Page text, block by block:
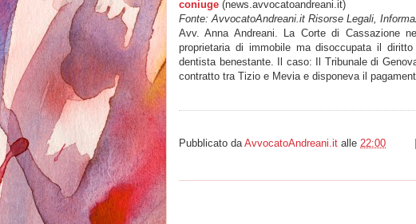
coniuge (news.avvocatoandreani.it)
Fonte: AvvocatoAndreani.it Risorse Legali,
Avv. Anna Andreani. La Corte di Cassazione
proprietaria di immobile ma disoccupata il
dentista benestante. Il caso: Il Tribunale di
contratto tra Tizio e Mevia e disponeva il
Pubblicato da AvvocatoAndreani.it alle 22:00